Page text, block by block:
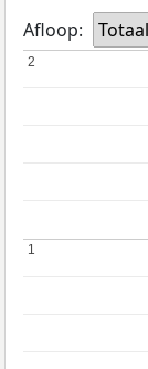
Afloop: Totaal
1
1
2
2